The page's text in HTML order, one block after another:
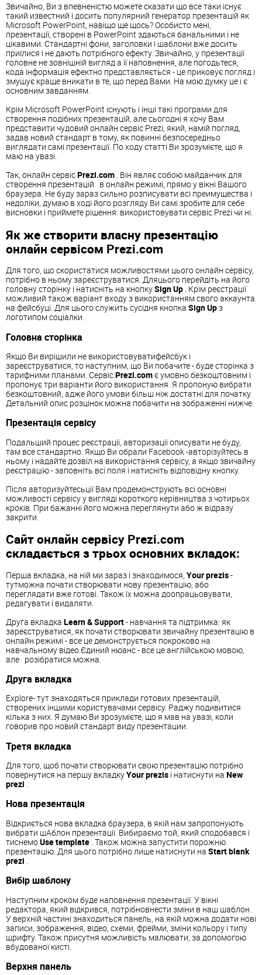
Звичайно, Ви з впевненістю можете сказати що все таки існує
такий известний і досить популярний генератор презентацій як
Microsoft PowerPoint, навіщо ще щось? Особисто мені,
презентації, створені в PowerPoint здаються банальними і не
цікавими. Стандартні фони, заголовки і шаблони вже досить
приїлися і не дають потрібного ефекту. Звичайно, у презентації
головне не зовнішній вигляд а її наповнення, але погодьтеся,
кода інформація ефектно представляється - це приковує погляд і
змушує краще вникати в те, що перед Вами. На мою думку це і є
основним завданням.
Крім Microsoft PowerPoint існують і інші такі програми для
створення подібних презентацій, але сьогодні я хочу Вам
представити чудовий онлайн сервіс Prezi, який, намій погляд,
задав новий стандарт в тому, як повинні безпосередньо
виглядати самі презентації. По ходу статті Ви зрозумієте, що я
маю на увазі.
Так, онлайн сервісPrezi.com . Він являє собою майданчик для
створення презентацій в онлайн режимі, прямо у вікні Вашого
браузера. Не буду зараз сильно розписувати всі преимущества і
недоліки, думаю в ході його розгляду Ви самі зробите для себе
висновки і приймете рішення: використовувати сервіс Prezi чи ні.
Як же створити власну презентацію
онлайн сервісом Prezi.com
Для того, що скористатися можливостями цього онлайн сервісу,
потрібно в ньому зареєструватися. Дляцього перейдіть на його
головну сторінку і натисніть на кнопкуSign Up . Крім реєстрації
можливий також варіант входу з використанням свого аккаунта
на фейсбуці. Для цього служить сусідня кнопка Sign Upз
логотипом соціалки.
Головна сторінка
Якщо Ви вирішили не використовуватифейсбук і
зареєструватися, то наступним, що Ви побачите - буде сторінка з
тарифними планами. СервісPrezi.comє умовно безкоштовним і
пропонує три варіанти його використання. Я пропоную вибрати
безкоштовний, адже його умови більш ніж достатні для початку.
Детальний опис розцінок можна побачити на зображенні нижче.
Презентація сервісу
Подальший процес реєстрації, авторизації описувати не буду,
там все стандартно. Якщо Ви обрали Facebook -авторізуйтесь в
ньому і надайте дозвіл на використання сервісу, а якщо звичайну
реєстрацію - заповніть всі поля і натисніть відповідну кнопку.
Після авторизуйтесьції Вам продемонструють всі основні
можливості сервісу у вигляді короткого керівництва з чотирьох
кроків. При бажанні його можна переглянути або ж відразу
закрити.
Сайт онлайн сервісу Prezi.com
складається з трьох основних вкладок:
Перша вкладка, на ній ми зараз і знаходимося, Your prezis-
тутможна почати створювати нову презентацію, або
переглядати вже готові. Також їх можна доопрацьовувати,
редагувати і видаляти.
Друга вкладка Learn & Support- навчання та підтримка: як
зареєструватися, як почати створювати звичайну презентацію в
онлайн режимі - все це демонструється покроково на
навчальному відео.Єдиний нюанс - все це англійською мовою,
але розібратися можна.
Друга вкладка
Explore- тут знаходяться приклади готових презентацій,
створених іншими користувачами сервісу. Раджу подивитися
кілька з них. Я думаю Ви зрозумієте, що я мав на увазі, коли
говорив про новий стандарт виду презентации.
Третя вкладка
Для того, щоб почати створювати свою презентацію потрібно
повернутися на першу вкладкуYour prezis і натиснути на New
prezi .
Нова презентація
Відкриється нова вкладка браузера, в якій нам запропонують
вибрати шАблон презентації. Вибираємо той, який сподобався і
тиснемоUse template . Також можна запустити порожню
презентацію. Для цього потрібно лише натиснути на Start blank
prezi
Вибір шаблону
Наступним кроком буде наповнення презентації. У вікні
редактора, який відкрився, потрібновнести зміни в наш шаблон.
У верхній частині знаходиться панель, на якій можна додати нові
записи, зображення, відео, схеми, фрейми, зміни кольору і типу
шрифту. Також присутня можливість малювати, за допомогою
вбудованої кисті.
Верхня панель